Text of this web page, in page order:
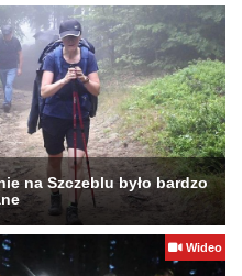
na Szczeblu było bardzo
Wideo